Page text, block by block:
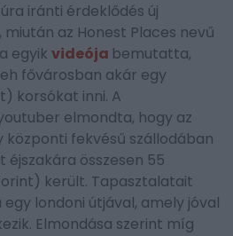
iránti érdeklődés új
az Honest Places nevű
egyik videója bemutatta,
fővárosban akár egy
korsókat inni. A
elmondta, hogy az
központi fekvésű szállodában
éjszakára összesen 55
került. Tapasztalatait
londoni útjával, amely jóval
Elmondása szerint míg